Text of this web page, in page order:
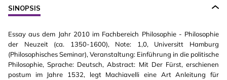
SINOPSIS
Essay aus dem Jahr 2010 im Fachbereich Philosophie - Philosophie
der Neuzeit (ca. 1350-1600), Note: 1,0, Universitt Hamburg
(Philosophisches Seminar), Veranstaltung: Einführung in die politische
Philosophie, Sprache: Deutsch, Abstract: Mit Der Fürst, erschienen
postum im Jahre 1532, legt Machiavelli eine Art Anleitung für